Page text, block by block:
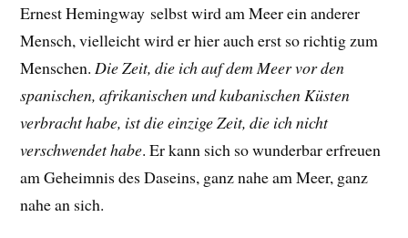
Ernest Hemingway selbst wird am Meer ein anderer
Mensch, vielleicht wird er hier auch erst so richtig zum
Menschen. Die Zeit, die ich auf dem Meer vor den
spanischen, afrikanischen und kubanischen Küsten
verbracht habe, ist die einzige Zeit, die ich nicht
verschwendet habe. Erkann sich so wunderbar erfreuen
am Geheimnis des Daseins, ganz nahe am Meer, ganz
nahe an sich.